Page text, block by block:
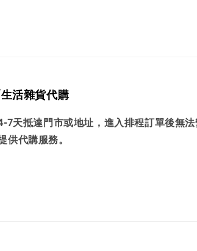
活雜貨代購
天抵達門市或地址，進入排程訂單後無
代購服務。